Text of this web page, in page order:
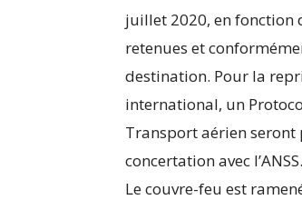
juillet 2020, en fonction
retenues et
destination. Pour la
international, un
Transport aérien seront
concertation avec l’ANSS.
Le couvre-feu est